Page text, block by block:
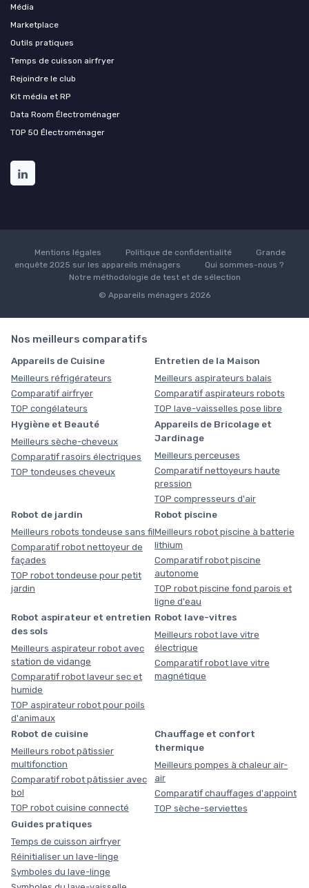
Média
Marketplace
Outils pratiques
Temps de cuisson airfryer
Rejoindre le club
Kit média et RP
Data Room Électroménager
TOP 50 Électroménager
Mentions légales Politique de confidentialité
Grande
enquête 2025 sur les appareils ménagers
Qui sommes-nous ?
Notre méthodologie de test et de sélection
© Appareils ménagers 2026
Nos meilleurs comparatifs
Appareils de Cuisine
Meilleurs réfrigérateurs
Comparatif airfryer
TOP congélateurs
Entretien de la Maison
Meilleurs aspirateurs balais
Comparatif aspirateurs robots
TOP lave-vaisselles pose libre
Hygiène et Beauté
Meilleurs sèche-cheveux
Comparatif rasoirs électriques
TOP tondeuses cheveux
Appareils de Bricolage et
Jardinage
Meilleurs perceuses
Comparatif nettoyeurs haute
pression
TOP compresseurs d'air
Robot de jardin
Meilleurs robots tondeuse sans fil
Comparatif robot nettoyeur de
façades
TOP robot tondeuse pour petit
jardin
Robot piscine
Meilleurs robot piscine à batterie
lithium
Comparatif robot piscine
autonome
TOP robot piscine fond parois et
ligne d'eau
Robot aspirateur et entretien
des sols
Meilleurs aspirateur robot avec
station de vidange
Comparatif robot laveur sec et
humide
TOP aspirateur robot pour poils
d'animaux
Robot lave-vitres
Meilleurs robot lave vitre
électrique
Comparatif robot lave vitre
magnétique
Robot de cuisine
Meilleurs robot pâtissier
multifonction
Comparatif robot pâtissier avec
bol
TOP robot cuisine connecté
Chauffage et confort
thermique
Meilleurs pompes à chaleur air-
air
Comparatif chauffages d'appoint
TOP sèche-serviettes
Guides pratiques
Temps de cuisson airfryer
Réinitialiser un lave-linge
Symboles du lave-linge